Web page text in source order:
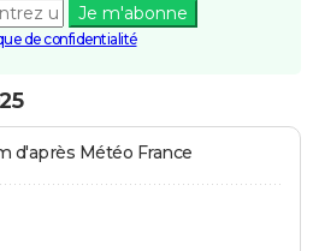
Je m'abonne
de confidentialité
d'après Météo France